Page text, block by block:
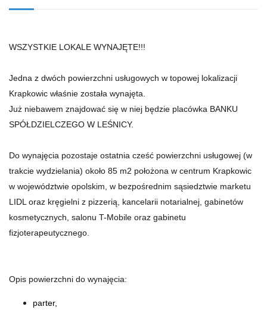
WSZYSTKIE LOKALE WYNAJĘTE!!!
Jedna z dwóch powierzchni usługowych w topowej lokalizacji
Krapkowic właśnie została wynajęta.
Już niebawem znajdować się w niej będzie placówka BANKU
SPÓŁDZIELCZEGO W LEŚNICY.
Do wynajęcia pozostaje ostatnia cześć powierzchni usługowej (w
trakcie wydzielania) około 85 m2 położona w centrum Krapkowic
w województwie opolskim, w bezpośrednim sąsiedztwie marketu
LIDL oraz kręgielni z pizzerią, kancelarii notarialnej, gabinetów
kosmetycznych, salonu T-Mobile oraz gabinetu
fizjoterapeutycznego.
Opis powierzchni do wynajęcia:
parter,